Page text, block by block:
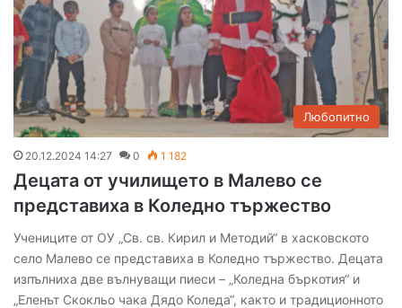
Любопитно
20.12.2024 14:27 0 1 182
Децата от училището в Малево се
представиха в Коледно тържество
Учениците от ОУ „Св. св. Кирил и Методий“ в хасковското
село Малево се представиха в Коледно тържество. Децата
изпълниха две вълнуващи пиеси – „Коледна бъркотия“ и
„Еленът Скокльо чака Дядо Коледа“, както и традиционното